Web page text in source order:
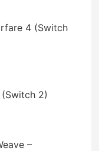
4 (Switch
2)
–